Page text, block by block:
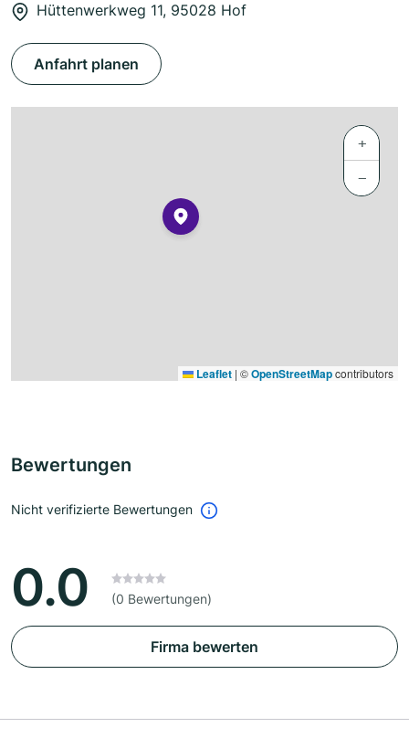
Hüttenwerkweg 11, 95028 Hof
Anfahrt planen
+
−
Leaflet | ©OpenStreetMapcontributors
Bewertungen
Nicht verifizierte Bewertungen
0.0 (0 Bewertungen)
Firma bewerten